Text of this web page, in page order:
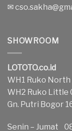
✉
SHOWROOM
LOTOTO.co.id
WH1 Ruko North
WH2 Ruko Little
Gn. Putri Bogor
Senin – Jumat